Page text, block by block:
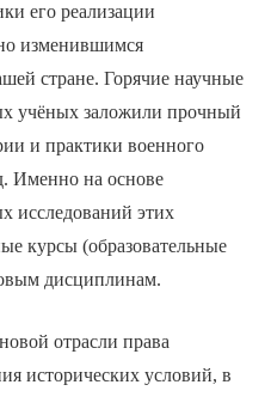
его реализации
изменившимся
стране. Горячие научные
учёных заложили прочный
и практики военного
Именно на основе
исследований этих
курсы (образовательные
дисциплинам.
отрасли права
исторических условий, в